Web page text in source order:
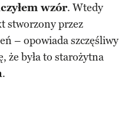
wzór. Wtedy
stworzony przez
– opowiada szczęśliwy
że była to starożytna
.